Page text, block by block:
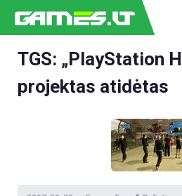
NAUJIENOS
ESPORTAS
GELEŽIS
APŽVALGOS
TGS: „PlayStation
projektas atidėtas